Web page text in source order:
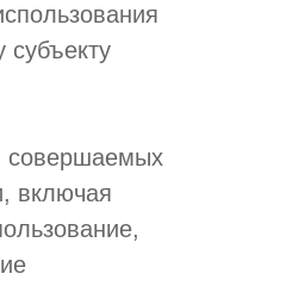
совершаемых
включая